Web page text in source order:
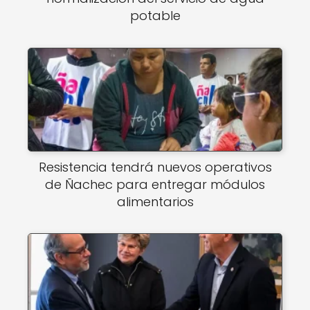
potable
Resistencia tendrá nuevos operativos
de Ñachec para entregar módulos
alimentarios